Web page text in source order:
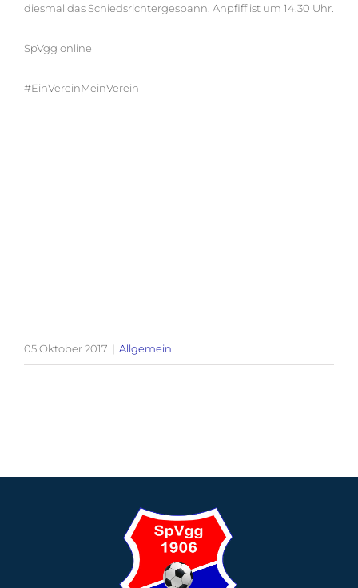
diesmal das Schiedsrichtergespann. Anpfiff ist um 14.30 Uhr.
SpVgg online
#EinVereinMeinVerein
05 Oktober 2017 | Allgemein